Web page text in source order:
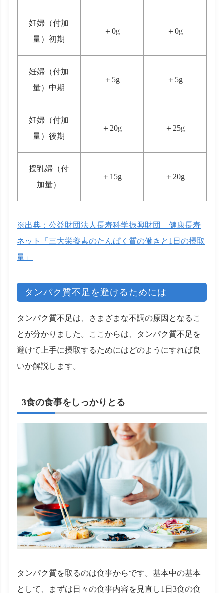
妊婦（付加
量）初期
＋0g ＋0g
妊婦（付加
量）中期
＋5g ＋5g
妊婦（付加
量）後期
＋20g ＋25g
授乳婦（付
加量）
＋15g ＋20g
※出典：公益財団法人長寿科学振興財団 健康長寿
ネット「三大栄養素のたんぱく質の働きと1日の摂取
量」
タンパク質不足を避けるためには
タンパク質不足は、さまざまな不調の原因となるこ
とが分かりました。ここからは、タンパク質不足を
避けて上手に摂取するためにはどのようにすれば良
いか解説します。
3食の食事をしっかりとる
タンパク質を取るのは食事からです。基本中の基本
として、まずは日々の食事内容を見直し1日3食の食